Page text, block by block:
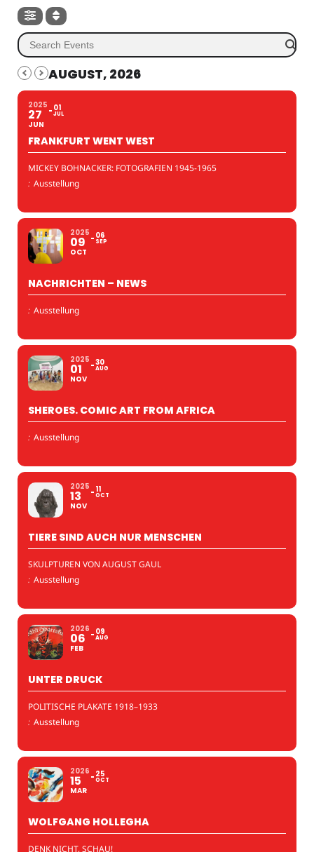
AUGUST, 2026
2025
27
JUN
01
JUL
FRANKFURT WENT WEST
MICKEY BOHNACKER: FOTOGRAFIEN 1945-1965
: Ausstellung
2025
09
OCT
06
SEP
NACHRICHTEN – NEWS
: Ausstellung
2025
01
NOV
30
AUG
SHEROES. COMIC ART FROM AFRICA
: Ausstellung
2025
13
NOV
11
OCT
TIERE SIND AUCH NUR MENSCHEN
SKULPTUREN VON AUGUST GAUL
: Ausstellung
2026
06
FEB
09
AUG
UNTER DRUCK
POLITISCHE PLAKATE 1918–1933
: Ausstellung
2026
15
MAR
25
OCT
WOLFGANG HOLLEGHA
DENK NICHT, SCHAU!